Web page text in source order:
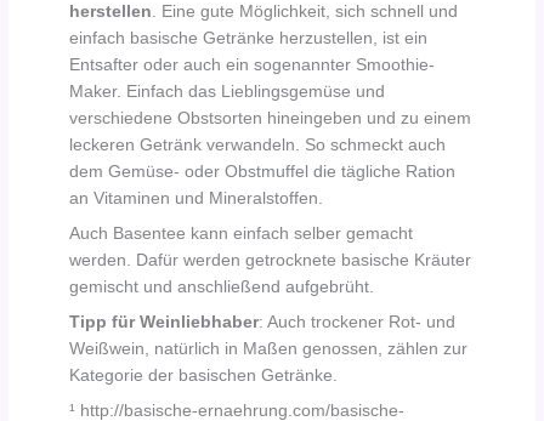
herstellen. Eine gute Möglichkeit, sich schnell und
einfach basische Getränke herzustellen, ist ein
Entsafter oder auch ein sogenannter Smoothie-
Maker. Einfach das Lieblingsgemüse und
verschiedene Obstsorten hineingeben und zu einem
leckeren Getränk verwandeln. So schmeckt auch
dem Gemüse- oder Obstmuffel die tägliche Ration
an Vitaminen und Mineralstoffen.
Auch Basentee kann einfach selber gemacht
werden. Dafür werden getrocknete basische Kräuter
gemischt und anschließend aufgebrüht.
Tipp für Weinliebhaber: Auch trockener Rot- und
Weißwein, natürlich in Maßen genossen, zählen zur
Kategorie der basischen Getränke.
¹ http://basische-ernaehrung.com/basische-